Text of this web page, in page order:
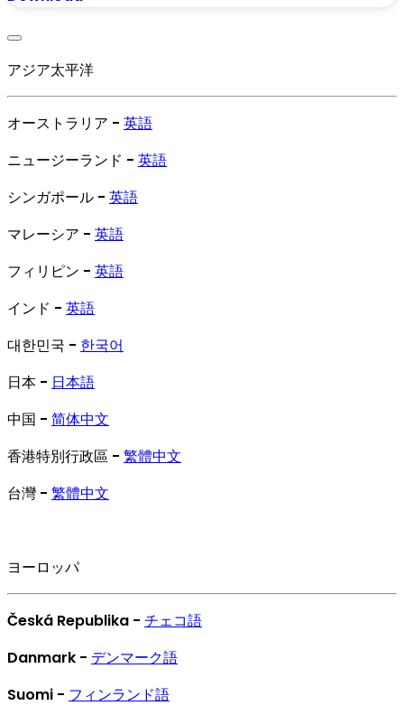
アジア太平洋
オーストラリア - 英語
ニュージーランド - 英語
シンガポール - 英語
マレーシア - 英語
フィリピン - 英語
インド - 英語
대한민국 - 한국어
日本 - 日本語
中国 - 简体中文
香港特別行政區 - 繁體中文
台灣 - 繁體中文
ヨーロッパ
Česká Republika - チェコ語
Danmark - デンマーク語
Suomi - フィンランド語